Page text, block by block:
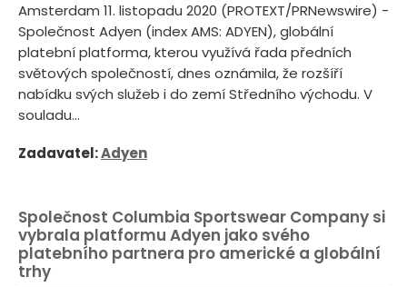
Amsterdam 11. listopadu 2020 (PROTEXT/PRNewswire) -
Společnost Adyen (index AMS: ADYEN), globální
platební platforma, kterou využívá řada předních
světových společností, dnes oznámila, že rozšíří
nabídku svých služeb i do zemí Středního východu. V
souladu...
Zadavatel:Adyen
Společnost Columbia Sportswear Company si
vybrala platformu Adyen jako svého
platebního partnera pro americké a globální
trhy